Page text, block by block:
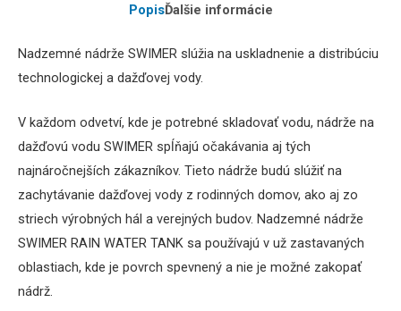
PopisĎalšie informácie
Nadzemné nádrže SWIMER slúžia na uskladnenie a distribúciu
technologickej a dažďovej vody.
V každom odvetví, kde je potrebné skladovať vodu, nádrže na
dažďovú vodu SWIMER spĺňajú očakávania aj tých
najnáročnejších zákazníkov. Tieto nádrže budú slúžiť na
zachytávanie dažďovej vody z rodinných domov, ako aj zo
striech výrobných hál a verejných budov. Nadzemné nádrže
SWIMER RAIN WATER TANK sa používajú v už zastavaných
oblastiach, kde je povrch spevnený a nie je možné zakopať
nádrž.